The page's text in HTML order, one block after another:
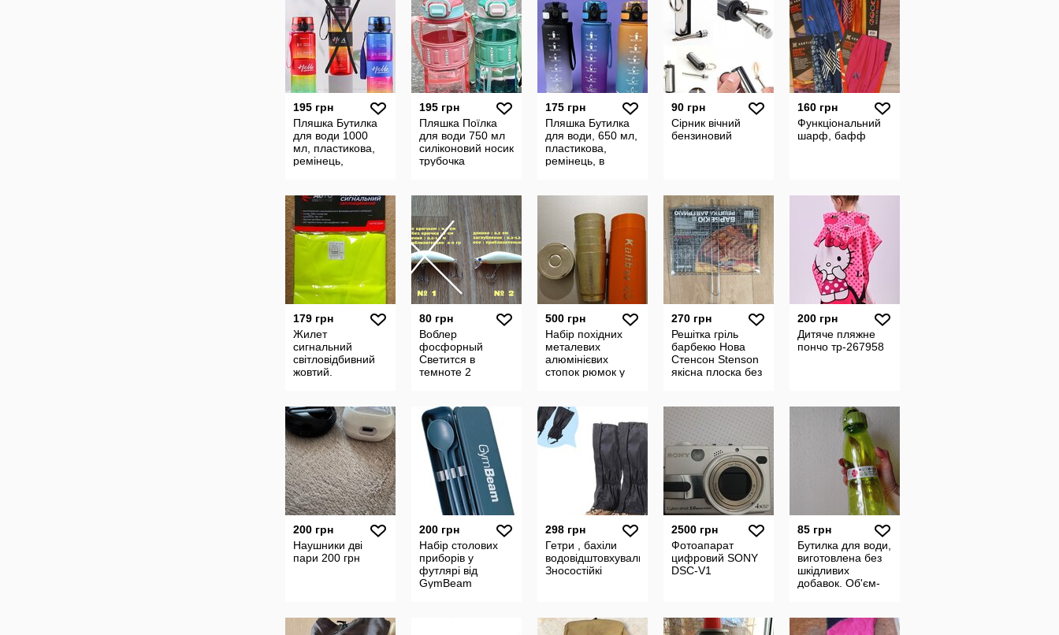
195 грн
Пляшка Бутилка
для води 1000
мл, пластикова,
ремінець,
195 грн
Пляшка Поїлка
для води 750 мл
силіконовий носик
трубочка
175 грн
Пляшка Бутилка
для води, 650 мл,
пластикова,
ремінець, в
90 грн
Сірник вічний
бензиновий
160 грн
Функціональний
шарф, бафф
179 грн
Жилет
сигнальний
світловідбивний
жовтий.
80 грн
Воблер
фосфорный
Светится в
темноте 2
500 грн
Набір похідних
металевих
алюмінієвих
стопок рюмок у
270 грн
Решітка гріль
барбекю Нова
Стенсон Stenson
якісна плоска без
200 грн
Дитяче пляжне
пончо тр-267958
200 грн
Наушники дві
пари 200 грн
200 грн
Набір столових
приборів у
футлярі від
GymBeam
298 грн
Гетри , бахіли
водовідштовхувальні.
Зносостійкі
2500 грн
Фотоапарат
цифровий SONY
DSC-V1
85 грн
Бутилка для води,
виготовлена без
шкідливих
добавок. Об'єм-
до 60 С.